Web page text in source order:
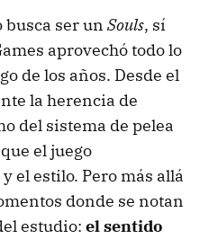
busca ser un Souls, sí
aprovechó todo lo
de los años. Desde el
la herencia de
del sistema de pelea
el juego
el estilo. Pero más allá
donde se notan
estudio: el sentido